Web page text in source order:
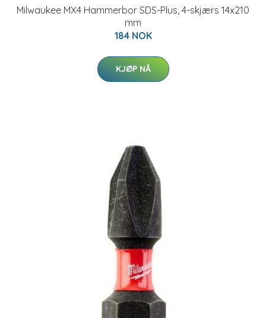
Milwaukee MX4 Hammerbor SDS-Plus, 4-skjærs 14x210
mm
184 NOK
KJØP NÅ